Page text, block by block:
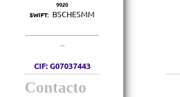
9920
SWIFT: BSCHESMM
------------------------------
--
CIF: G07037443
Contacto